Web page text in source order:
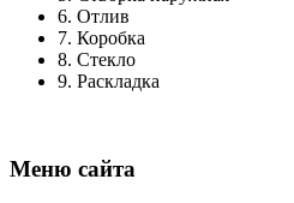
6. Отлив
7. Коробка
8. Стекло
9. Раскладка
Меню сайта